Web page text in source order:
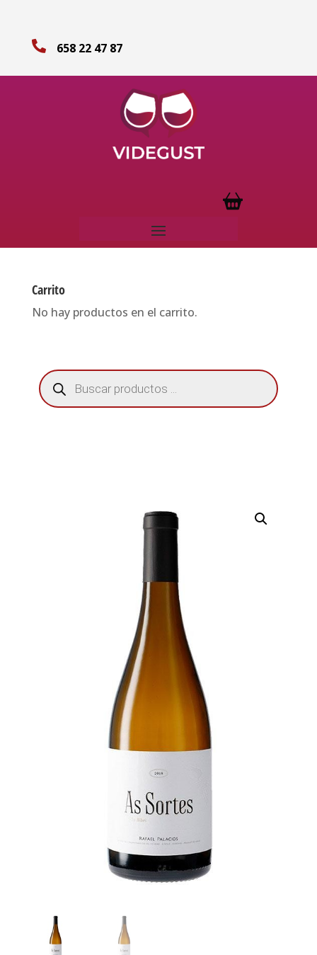
 658 22 47 87
Carrito
No hay productos en el carrito.
Búsqueda
de
productos